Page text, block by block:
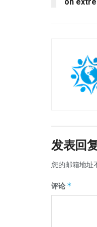
发表回
您的邮箱地址
评论 *